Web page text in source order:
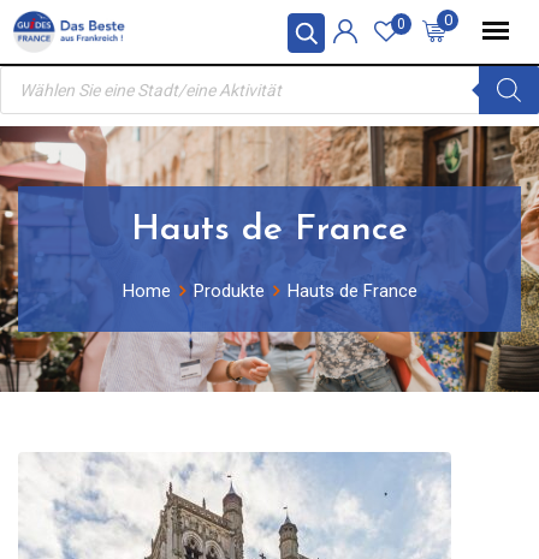
Skip
content
0
0
Products
search
Hauts de France
Home Produkte Hauts de France